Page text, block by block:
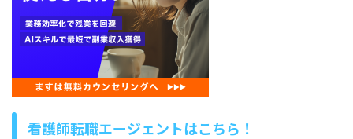
看護師転職エージェントはこちら！